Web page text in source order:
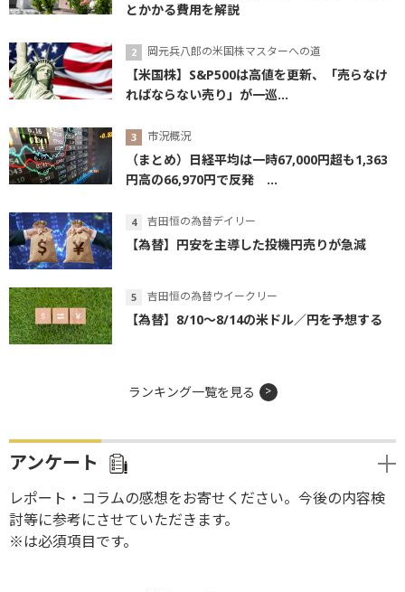
とかかる費用を解説
岡元兵八郎の米国株マスターへの道
【米国株】S&P500は高値を更新、「売らなけ
ればならない売り」が一巡...
市況概況
（まとめ）日経平均は一時67,000円超も1,363
円高の66,970円で反発 ...
吉田恒の為替デイリー
【為替】円安を主導した投機円売りが急減
吉田恒の為替ウイークリー
【為替】8/10～8/14の米ドル／円を予想する
ランキング一覧を見る
アンケート
レポート・コラムの感想をお寄せください。今後の内容検
討等に参考にさせていただきます。
※は必須項目です。